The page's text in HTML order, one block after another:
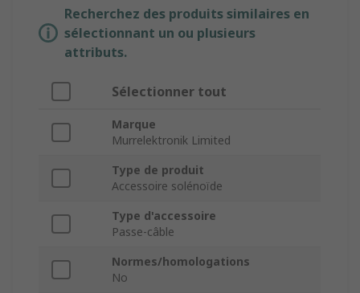
Recherchez des produits similaires en
sélectionnant un ou plusieurs
attributs.
Sélectionner tout
Marque
Murrelektronik Limited
Type de produit
Accessoire solénoïde
Type d'accessoire
Passe-câble
Normes/homologations
No